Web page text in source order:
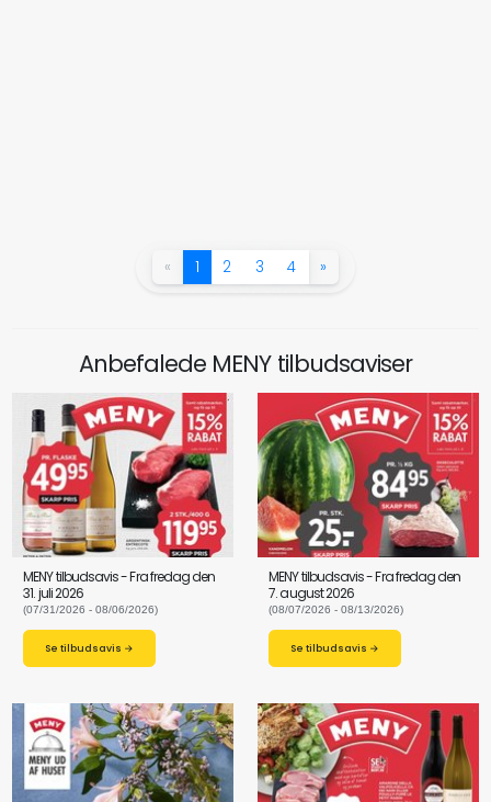
« 1 2 3 4 »
Anbefalede MENY tilbudsaviser
MENY tilbudsavis - Fra fredag den
31. juli 2026
(07/31/2026 - 08/06/2026)
Se tilbudsavis →
MENY tilbudsavis - Fra fredag den
7. august 2026
(08/07/2026 - 08/13/2026)
Se tilbudsavis →